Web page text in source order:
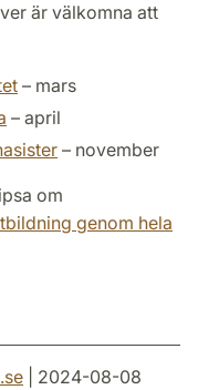
är välkomna att
– mars
– april
– november
om
genom hela
.se | 2024-08-08